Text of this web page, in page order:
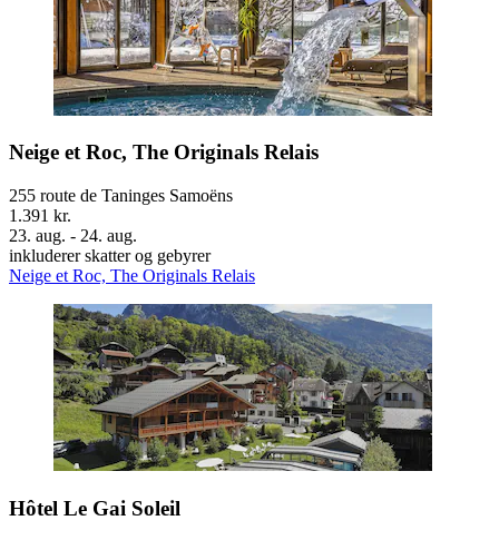
Neige et Roc, The Originals Relais
255 route de Taninges Samoëns
1.391 kr.
23. aug. - 24. aug.
inkluderer skatter og gebyrer
Neige et Roc, The Originals Relais
Hôtel Le Gai Soleil